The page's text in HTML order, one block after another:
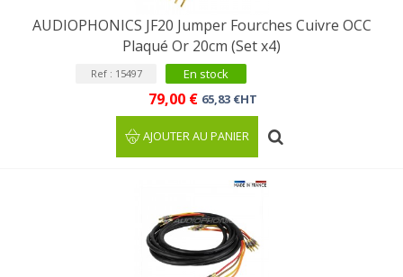
AUDIOPHONICS JF20 Jumper Fourches Cuivre OCC
Plaqué Or 20cm (Set x4)
Ref : 15497 En stock
79,00 € 65,83 €HT
AJOUTER AU PANIER